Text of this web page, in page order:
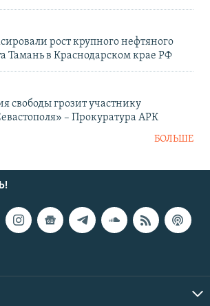
рост крупного нефтяного
Тамань в Краснодарском крае РФ
свободы грозит участнику
– Прокуратура АРК
БОЛЬШЕ